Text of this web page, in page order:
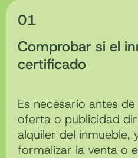
01
Comprobar si el
certificado
Es necesario antes
oferta o publicidad
alquiler del inmueble,
formalizar la venta o